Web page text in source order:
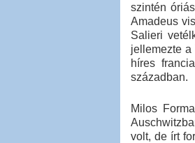
szintén
Amadeus
Salieri
jellemezte a
híres
században.
Milos
volt, de írt